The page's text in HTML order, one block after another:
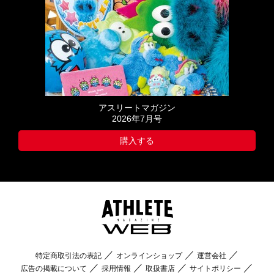
アスリートマガジン
2026年7月号
購入する
特定商取引法の表記 オンラインショップ
運営会社
広告の掲載について
採用情報 取扱書店 サイトポリシー